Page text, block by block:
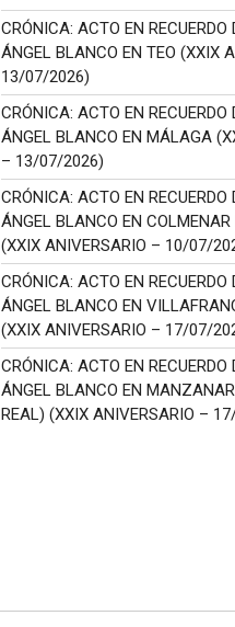
CRÓNICA: ACTO EN RECUERDO
ÁNGEL BLANCO EN TEO (XXIX
13/07/2026)
CRÓNICA: ACTO EN RECUERDO
ÁNGEL BLANCO EN MÁLAGA
– 13/07/2026)
CRÓNICA: ACTO EN RECUERDO
ÁNGEL BLANCO EN COLMENAR
(XXIX ANIVERSARIO – 10/07/
CRÓNICA: ACTO EN RECUERDO
ÁNGEL BLANCO EN
(XXIX ANIVERSARIO – 17/07/
CRÓNICA: ACTO EN RECUERDO
ÁNGEL BLANCO EN
REAL) (XXIX ANIVERSARIO –